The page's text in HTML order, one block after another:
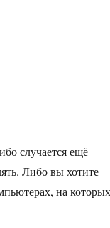
случается ещё
Либо вы хотите
на которых